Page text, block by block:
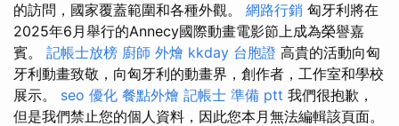
的訪問，國家覆蓋範圍和各種外觀。 網路行銷 匈牙利將在
2025年6月舉行的Annecy國際動畫電影節上成為榮譽嘉
賓。 記帳士放榜 廚師 外燴 kkday 台胞證 高貴的活動向匈
牙利動畫致敬，向匈牙利的動畫界，創作者，工作室和學校
展示。 seo 優化 餐點外燴 記帳士 準備 ptt 我們很抱歉，
但是我們禁止您的個人資料，因此您本月無法編輯該頁面。